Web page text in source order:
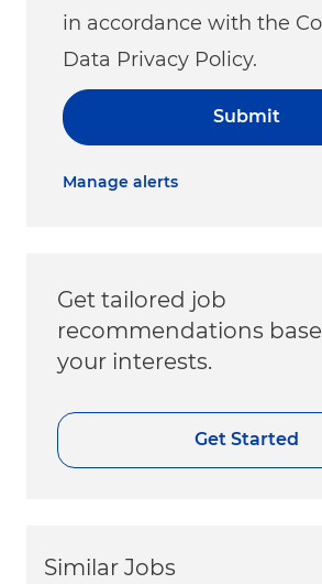
in accordance with the
Data Privacy Policy.
Submit
Manage alerts
Get tailored job
recommendations
your interests.
Get Started
Similar Jobs